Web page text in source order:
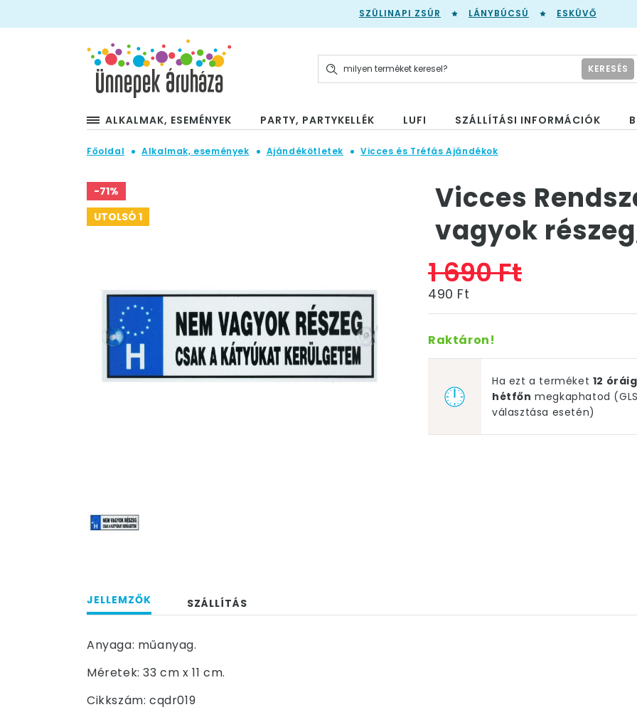
SZÜLINAPI ZSÚR LÁNYBÚCSÚ ESKÜVŐ
KERESÉS
ALKALMAK, ESEMÉNYEK PARTY, PARTYKELLÉK LUFI SZÁLLÍTÁSI INFORMÁCIÓK
Főoldal Alkalmak, események Ajándékötletek Vicces és Tréfás Ajándékok
-71%
UTOLSÓ 1
Vicces
vagyok
1 690 Ft
490 Ft
Raktáron!
Ha ezt a terméket 12
hétfőn megkaphatod
választása esetén)
JELLEMZŐK SZÁLLÍTÁS
Anyaga: műanyag.
Méretek: 33 cm x 11 cm.
Cikkszám: cqdr019